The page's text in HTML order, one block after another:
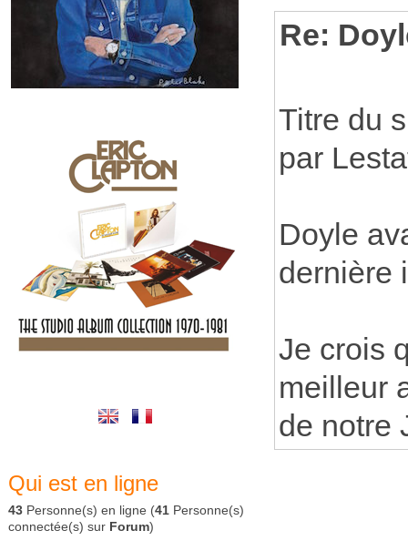
Qui est en ligne
43 Personne(s) en ligne (41 Personne(s)
connectée(s) sur Forum)
Re:
Titre du
par
Doyle
dernière
Je crois
meilleur
de notre